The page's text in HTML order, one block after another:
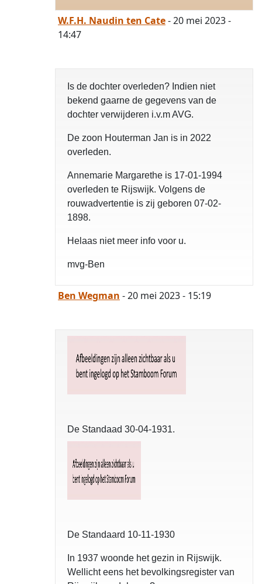
W.F.H. Naudin ten Cate- 20 mei 2023 -
14:47
Is de dochter overleden? Indien niet
bekend gaarne de gegevens van de
dochter verwijderen i.v.m AVG.
De zoon Houterman Jan is in 2022
overleden.
Annemarie Margarethe is 17-01-1994
overleden te Rijswijk. Volgens de
rouwadvertentie is zij geboren 07-02-
1898.
Helaas niet meer info voor u.
mvg-Ben
Ben Wegman - 20 mei 2023 - 15:19
De Standaad 30-04-1931.
De Standaard 10-11-1930
In 1937 woonde het gezin in Rijswijk.
Wellicht eens het bevolkingsregister van